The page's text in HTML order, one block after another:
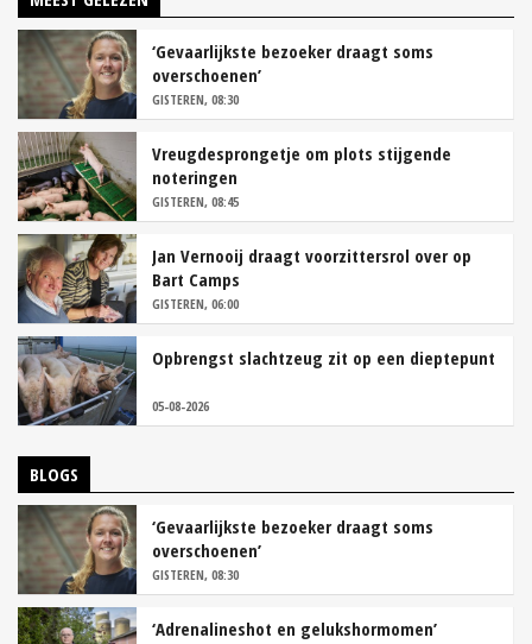
‘Gevaarlijkste bezoeker draagt soms
overschoenen’
GISTEREN, 08:30
Vreugdesprongetje om plots stijgende
noteringen
GISTEREN, 08:45
Jan Vernooij draagt voorzittersrol over op
Bart Camps
GISTEREN, 06:00
Opbrengst slachtzeug zit op een dieptepunt
05-08-2026
BLOGS
‘Gevaarlijkste bezoeker draagt soms
overschoenen’
GISTEREN, 08:30
‘Adrenalineshot en gelukshormomen’